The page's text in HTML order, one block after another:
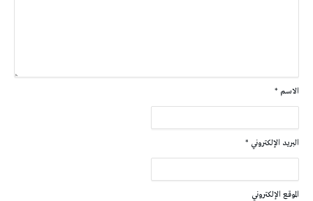
الاسم *
البريد الإلكتروني *
الموقع الإلكتروني